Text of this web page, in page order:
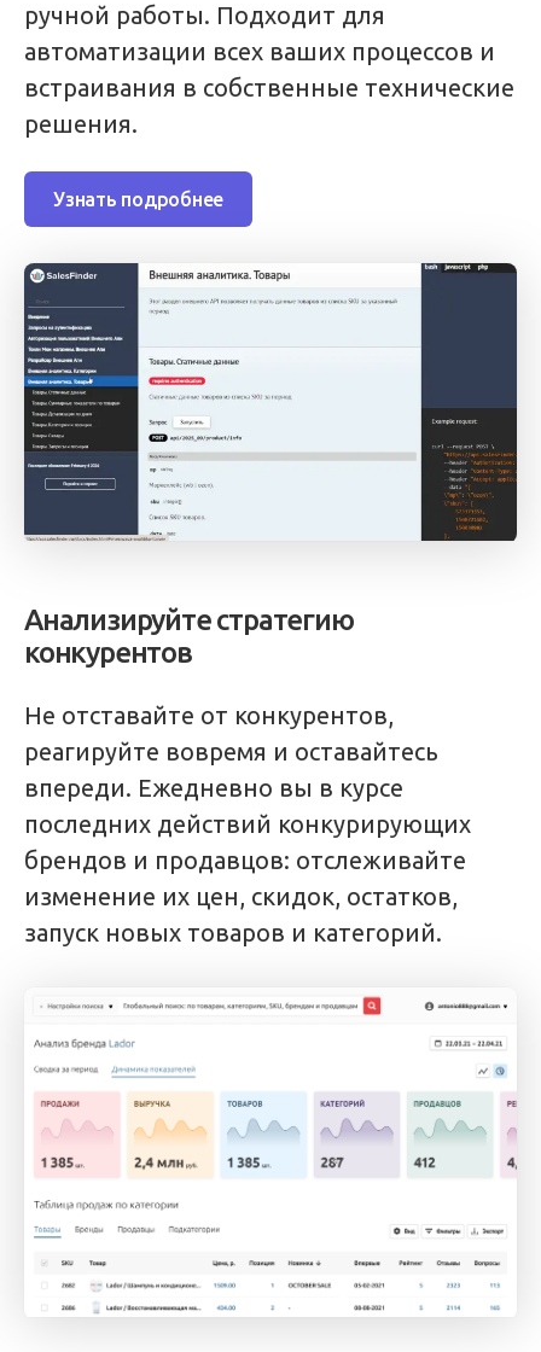
ручной работы. Подходит для
автоматизации всех ваших процессов и
встраивания в собственные технические
решения.
Узнать подробнее
Анализируйте стратегию
конкурентов
Не отставайте от конкурентов,
реагируйте вовремя и оставайтесь
впереди. Ежедневно вы в курсе
последних действий конкурирующих
брендов и продавцов: отслеживайте
изменение их цен, скидок, остатков,
запуск новых товаров и категорий.